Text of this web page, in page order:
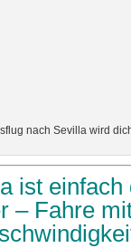
nach Sevilla wird
ist einfach
– Fahre